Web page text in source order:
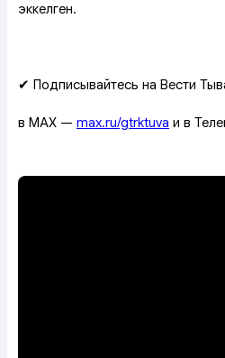
эккелген.
✔ Подписывайтесь на Вести
в MAX — max.ru/gtrktuva и в